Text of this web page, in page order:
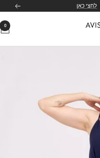
לחצי כאן הבא
0